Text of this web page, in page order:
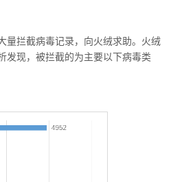
量拦截病毒记录，向火绒求助。火绒
发现，被拦截的为主要以下病毒类